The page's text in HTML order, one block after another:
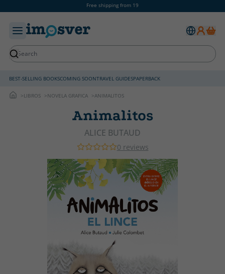
Free shipping from 19
BEST-SELLING BOOKSCOMING SOONTRAVEL GUIDESPAPERBACK
LIBROS NOVELA GRAFICA ANIMALITOS
Animalitos
ALICE BUTAUD
0 reviews